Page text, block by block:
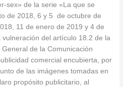
sex» de la serie «La que se
de 2018, 6 y 5 de octubre de
11 de enero de 2019 y 4 de
del artículo 18.2 de la
de la Comunicación
comercial encubierta, por
de las imágenes tomadas en
propósito publicitario, al